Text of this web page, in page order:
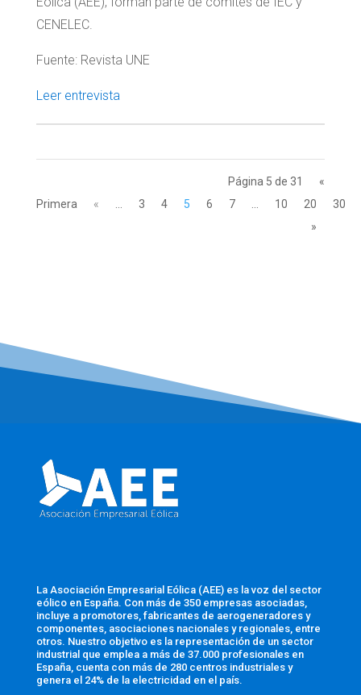
CENELEC.
Fuente: Revista UNE
Leer entrevista
Página 5 de 31
«
Primera
« 3 4 5 6 7 10 20
30
»
La Asociación Empresarial Eólica (AEE) es la voz del sector
eólico en España. Con más de 350 empresas asociadas,
incluye a promotores, fabricantes de aerogeneradores y
componentes, asociaciones nacionales y regionales, entre
otros. Nuestro objetivo es la representación de un sector
industrial que emplea a más de 37.000 profesionales en
España, cuenta con más de 280 centros industriales y
genera el 24% de la electricidad en el país.